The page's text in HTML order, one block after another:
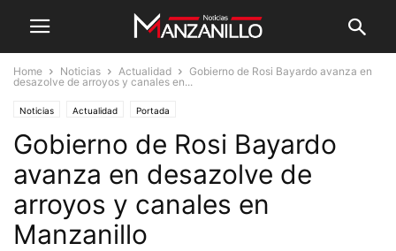
Home Noticias Actualidad
Gobierno de Rosi Bayardo avanza en
desazolve de arroyos y canales en...
Noticias Actualidad Portada
Gobierno de Rosi Bayardo
avanza en desazolve de
arroyos y canales en
Manzanillo